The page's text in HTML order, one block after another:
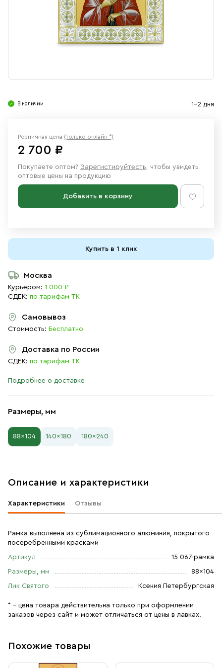
Ювелирные изделия
В наличии 1-2 дня
Размеры, мм
88×104 140×180 180×240
Розничная цена (только онлайн *)
2 700 ₽
Покупаете оптом? Зарегистируйтесть, чтобы увидеть
оптовые цены на продукцию
Добавить в корзину
Купить в 1 клик
Москва
Курьером: 1 000 ₽
СДЕК: по тарифам ТК
Самовывоз
Стоимость: Бесплатно
Доставка по России
СДЕК: по тарифам ТК
Подробнее о доставке
Описание и характеристики
Характеристики Отзывы
Рамка выполнена из сублимационного алюминия, покрытого
посеребрёнными красками
Артикул 15 067-рамка
Размеры, мм 88×104
Лик Святого Ксения Петербургская
* – цена товара действительна только при оформлении
заказов через сайт и может отличаться от цены в лавках.
Похожие товары